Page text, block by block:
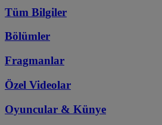
Tüm Bilgiler
Bölümler
Fragmanlar
Özel Videolar
Oyuncular & Künye